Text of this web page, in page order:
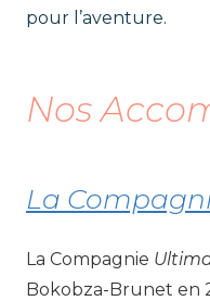
pour l’aventure.
Nos
La
La Compagnie
Bokobza-Brunet en